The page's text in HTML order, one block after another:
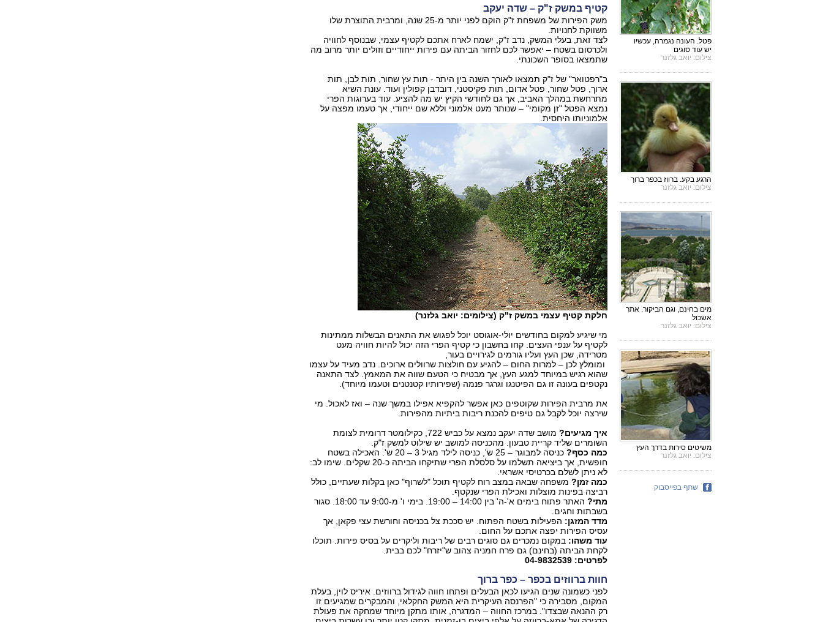
קטיף במשק ז"ק – שדה יעקב
משק הפירות של משפחת ז"ק הוקם לפני יותר מ-25 שנה, ומרבית התוצרת שלו
משווקת לחנויות.
לצד זאת, בעלי המשק, נדב ז"ק, ישמח לארח אתכם לקטיף עצמי, שבנוסף לחוויה
ולכרסום בשטח – יאפשר לכם לחזור הביתה עם פירות ייחודיים וזולים יותר מרוב מה
שתמצאו בסופר השכונתי.
ב"רפטואר" של ז"ק תמצאו לאורך השנה בין היתר - תות עץ שחור, תות לבן, תות
ארוך, פטל שחור, פטל אדום, תות פקיסטני, דובדבן קפולין ועוד. עונת השיא
מתרחשת במהלך האביב, אך גם לחודשי הקיץ יש מה להציע. עוד בערוגות הפרי
נמצא הפטל "זן מקומי" – שנותר מעט אלמוני וללא שם ייחודי, אך טעמו מפצה על
אלמוניותו היחסית.
חלקת קטיף עצמי במשק ז"ק (צילומים: יואב גלזנר)
מי שיגיע למקום בחודשים יולי-אוגוסט יוכל לפגוש את התאנים הבשלות ממתינות
לקטיף על ענפי העצים. קחו בחשבון כי קטיף הפרי הזה יכול להיות חוויה מעט
מטרידה, שכן העץ ועליו גורמים לגירויים בעור,
ומומלץ לכן – למרות החום – להגיע עם חולצות שרוולים ארוכים. נדב מעיד על עצמו
שהוא רגיש במיוחד למגע העץ, אך מבטיח כי הטעם שווה את המאמץ. לצד התאנה
נקטפים בעונה זו גם הפיטנגו וגרגר פנמה (שפירותיו קטנטנים וטעמו מיוחד).
את מרבית הפירות שקוטפים כאן אפשר להקפיא אפילו במשך שנה – ואז לאכול. מי
שירצה יוכל לקבל גם טיפים להכנת ריבות ביתיות מהפירות.
איך מגיעים?
מושב שדה יעקב נמצא על כביש 722, כקילומטר דרומית לצומת
השומרים שליד קריית טבעון. מהכניסה למושב יש שילוט למשק ז"ק.
כמה כסף?
כניסה למבוגר – 25 ש', כניסה לילד מגיל 3 – 20 ש'. האכילה בשטח
חופשית, אך ביציאה תשלמו על סלסלת הפרי שתיקחו הביתה כ-20 שקלים. שימו לב:
לא ניתן לשלם בכרטיסי אשראי.
כמה זמן?משפחה שבאה במצב רוח לקטיף תוכל "לשרוף" כאן בקלות שעתיים, כולל
רביצה בפינות מוצלות ואכילת הפרי שנקטף.
מתי?
האתר פתוח בימים א'-ה' בין 14:00 – 19:00. בימי ו' מ-9:00 עד 18:00. סגור
בשבתות וחגים.
מדד המזגן: הפעילות בשטח הפתוח. יש סככת צל בכניסה וחורשת עצי פקאן, אך
עסיס הפירות יפצה אתכם על החום.
עוד משהו: במקום נמכרים גם סוגים רבים של ריבות וליקרים על בסיס פירות. תוכלו
לקחת הביתה (בחינם) גם פרח חמניה צהוב ש"יזרח" לכם בבית.
לפרטים: 04-9832539
חוות ברווזים בכפר – כפר ברוך
לפני כשמונה שנים הגיעו לכאן הבעלים ופתחו חווה לגידול ברווזים. איריס לוין, בעלת
המקום, מסבירה כי "הפרנסה העיקרית היא המשק החקלאי, והמבקרים שמגיעים זו
רק ההנאה שבצדו". במרכז החווה – המדגרה, אותו מתקן מיוחד שמחקה את פעולת
פטל. העונה נגמרה, עכשיו
יש עוד סוגים
צילום: יואב גלזנר
הרגע בקע. ברווז בכפר ברוך
צילום: יואב גלזנר
מים בחינם, וגם הביקור. אתר
אשכול
צילום: יואב גלזנר
משיטים סירות בדרך העץ
צילום: יואב גלזנר
שתף בפייסבוק